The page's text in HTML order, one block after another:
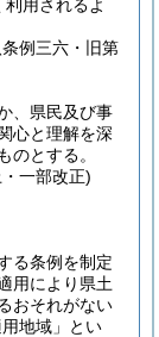
用されるよ
例三六・旧第
、県民及び事
心と理解を深
のとする。
一部改正)
る条例を制定
用により県土
おそれがない
地域」とい